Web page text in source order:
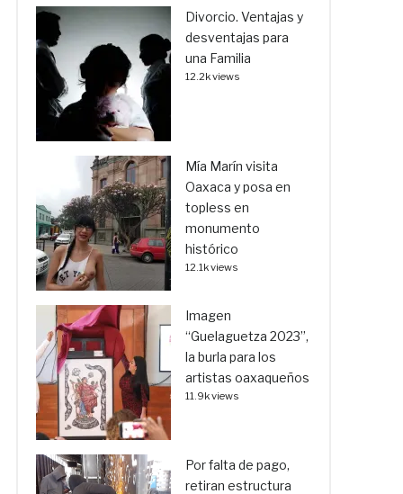
Divorcio. Ventajas y
desventajas para
una Familia
12.2k views
Mía Marín visita
Oaxaca y posa en
topless en
monumento
histórico
12.1k views
Imagen
“Guelaguetza 2023”,
la burla para los
artistas oaxaqueños
11.9k views
Por falta de pago,
retiran estructura